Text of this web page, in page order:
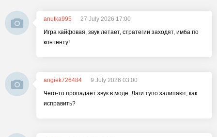
anutka995
27 July 2026 17:00
Игра кайфовая, звук летает, стратегии заходят, имба по
контенту!
angiek726484
9 July 2026 03:00
Чего-то пропадает звук в моде. Лаги тупо залипают, как
исправить?